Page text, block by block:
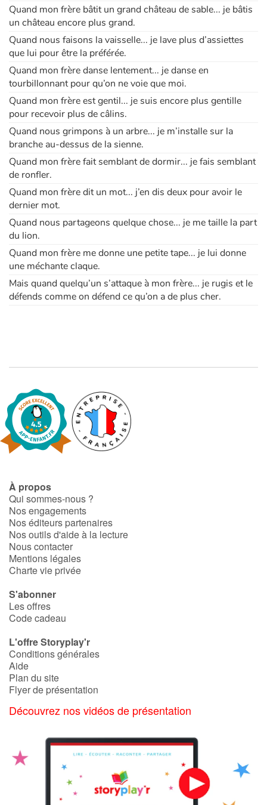
Quand mon frère bâtit un grand château de sable... je bâtis
un château encore plus grand.
Quand nous faisons la vaisselle... je lave plus d’assiettes
que lui pour être la préférée.
Quand mon frère danse lentement... je danse en
tourbillonnant pour qu’on ne voie que moi.
Quand mon frère est gentil... je suis encore plus gentille
pour recevoir plus de câlins.
Quand nous grimpons à un arbre... je m’installe sur la
branche au-dessus de la sienne.
Quand mon frère fait semblant de dormir... je fais semblant
de ronfler.
Quand mon frère dit un mot... j’en dis deux pour avoir le
dernier mot.
Quand nous partageons quelque chose... je me taille la part
du lion.
Quand mon frère me donne une petite tape... je lui donne
une méchante claque.
Mais quand quelqu’un s’attaque à mon frère... je rugis et le
défends comme on défend ce qu’on a de plus cher.
À propos
Qui sommes-nous ?
Nos engagements
Nos éditeurs partenaires
Nos outils d'aide à la lecture
Nous contacter
Mentions légales
Charte vie privée
S'abonner
Les offres
Code cadeau
L'offre Storyplay'r
Conditions générales
Aide
Plan du site
Flyer de présentation
Découvrez nos vidéos de présentation